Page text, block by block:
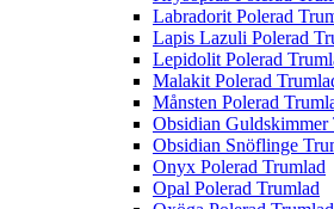
Labradorit Polerad
Lapis Lazuli Polerad
Lepidolit Polerad
Malakit Polerad
Månsten Polerad
Obsidian Guldskimmer
Obsidian Snöflinge
Onyx Polerad Trumlad
Opal Polerad Trumlad